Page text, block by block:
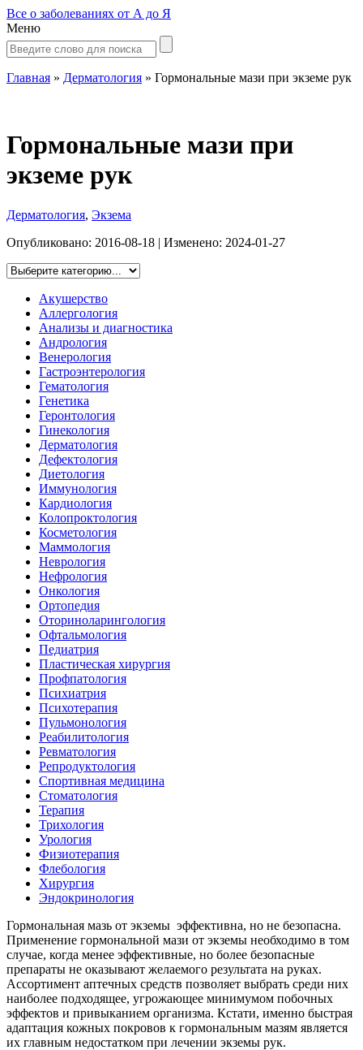
Все о заболеваниях от А до Я
Меню
Главная » Дерматология » Гормональные мази при экземе рук
Гормональные мази при
экземе рук
Дерматология, Экзема
Опубликовано: 2016-08-18 | Изменено: 2024-01-27
Акушерство
Аллергология
Анализы и диагностика
Андрология
Венерология
Гастроэнтерология
Гематология
Генетика
Геронтология
Гинекология
Дерматология
Дефектология
Диетология
Иммунология
Кардиология
Колопроктология
Косметология
Маммология
Неврология
Нефрология
Онкология
Ортопедия
Оториноларингология
Офтальмология
Педиатрия
Пластическая хирургия
Профпатология
Психиатрия
Психотерапия
Пульмонология
Реабилитология
Ревматология
Репродуктология
Спортивная медицина
Стоматология
Терапия
Трихология
Урология
Физиотерапия
Флебология
Хирургия
Эндокринология
Гормональная мазь от экземы эффективна, но не безопасна.
Применение гормональной мази от экземы необходимо в том
случае, когда менее эффективные, но более безопасные
препараты не оказывают желаемого результата на руках.
Ассортимент аптечных средств позволяет выбрать среди них
наиболее подходящее, угрожающее минимумом побочных
эффектов и привыканием организма. Кстати, именно быстрая
адаптация кожных покровов к гормональным мазям является
их главным недостатком при лечении экземы рук.